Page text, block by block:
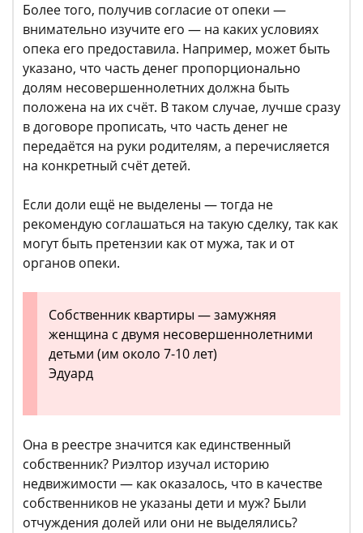
Более того, получив согласие от опеки —
внимательно изучите его — на каких условиях
опека его предоставила. Например, может быть
указано, что часть денег пропорционально
долям несовершеннолетних должна быть
положена на их счёт. В таком случае, лучше сразу
в договоре прописать, что часть денег не
передаётся на руки родителям, а перечисляется
на конкретный счёт детей.
Если доли ещё не выделены — тогда не
рекомендую соглашаться на такую сделку, так как
могут быть претензии как от мужа, так и от
органов опеки.
Собственник квартиры — замужняя
женщина с двумя несовершеннолетними
детьми (им около 7-10 лет)
Эдуард
Она в реестре значится как единственный
собственник? Риэлтор изучал историю
недвижимости — как оказалось, что в качестве
собственников не указаны дети и муж? Были
отчуждения долей или они не выделялись?